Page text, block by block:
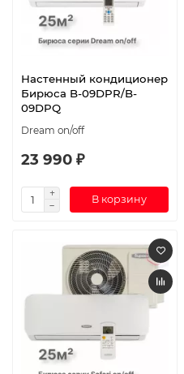
Настенный кондиционер
Бирюса B-09DPR/B-
09DPQ
Dream on/off
23 990 ₽
В корзину